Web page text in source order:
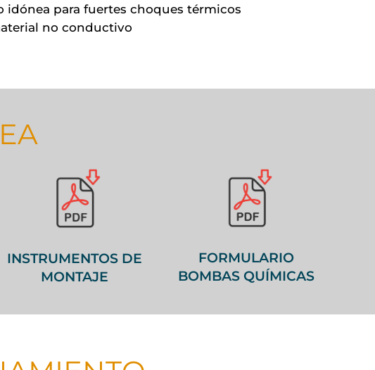
idónea para fuertes choques térmicos
no conductivo
INSTRUMENTOS DE
MONTAJE
FORMULARIO
BOMBAS QUÍMICAS